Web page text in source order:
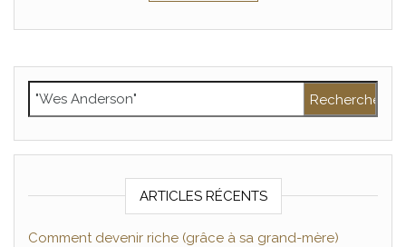
Rechercher :
ARTICLES RÉCENTS
Comment devenir riche (grâce à sa grand-mère)